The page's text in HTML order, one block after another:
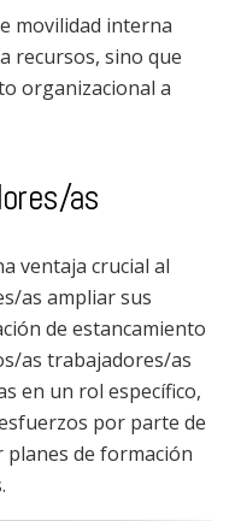
movilidad interna
recursos, sino que
organizacional a
as
ventaja crucial al
as ampliar sus
de estancamiento
as trabajadores/as
en un rol específico,
por parte de
de formación